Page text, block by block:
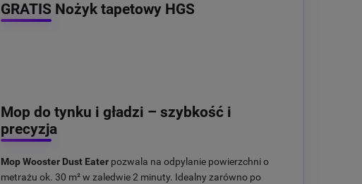
GRATIS Nożyk tapetowy HGS
Mop do tynku i gładzi – szybkość i
precyzja
Mop Wooster Dust Eater pozwala na odpylanie powierzchni o
metrażu ok. 30 m² w zaledwie 2 minuty. Idealny zarówno po